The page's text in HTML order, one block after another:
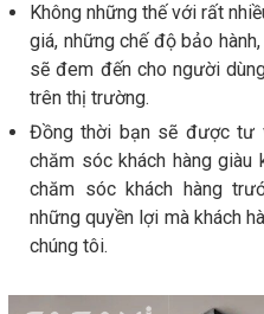
Không những thế với rất
giá, những chế độ bảo
sẽ đem đến cho người
trên thị trường.
Đồng thời bạn sẽ được tư
chăm sóc khách hàng giàu
chăm sóc khách hàng
những quyền lợi mà khách
chúng tôi.